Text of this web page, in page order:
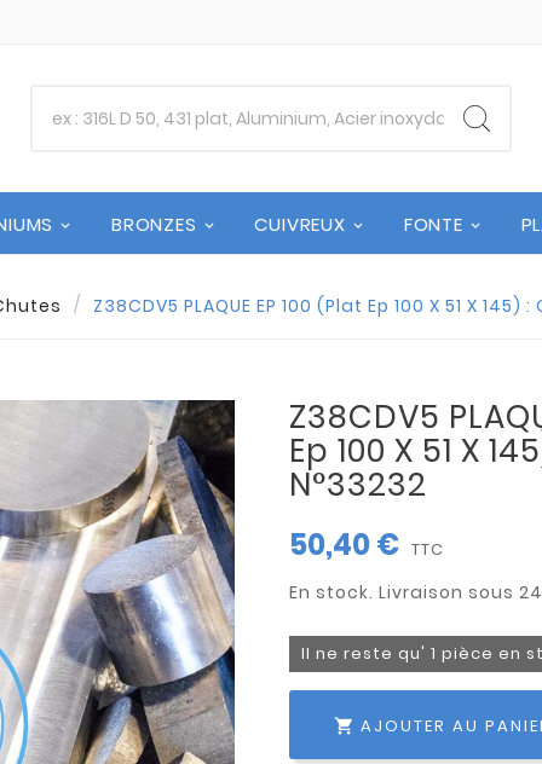
BRONZES CUIVREUX FONTE
Z38CDV5 PLAQUE EP 100 (Plat Ep 100 X 51 X
Z38CDV5
Ep 100 X 51 X
N°33232
50,40 € TTC
Il ne reste qu' 1 pièce en
 AJOUTER AU